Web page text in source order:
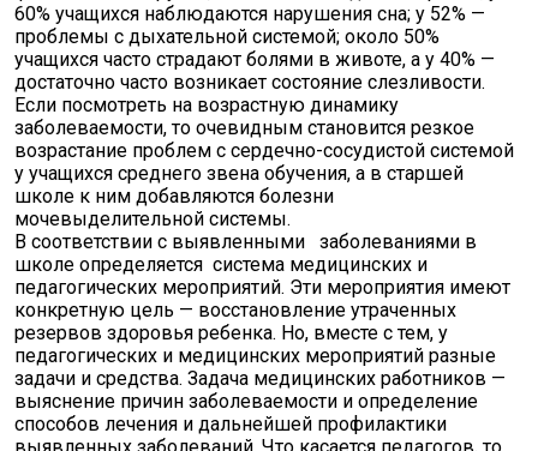
60% учащихся наблюдаются нарушения сна; у 52% —
проблемы с дыхательной системой; около 50%
учащихся часто страдают болями в животе, а у 40% —
достаточно часто возникает состояние слезливости.
Если посмотреть на возрастную динамику
заболеваемости, то очевидным становится резкое
возрастание проблем с сердечно-сосудистой системой
у учащихся среднего звена обучения, а в старшей
школе к ним добавляются болезни
мочевыделительной системы.
В соответствии с выявленными заболеваниями в
школе определяется система медицинских и
педагогических мероприятий. Эти мероприятия имеют
конкретную цель — восстановление утраченных
резервов здоровья ребенка. Но, вместе с тем, у
педагогических и медицинских мероприятий разные
задачи и средства. Задача медицинских работников —
выяснение причин заболеваемости и определение
способов лечения и дальнейшей профилактики